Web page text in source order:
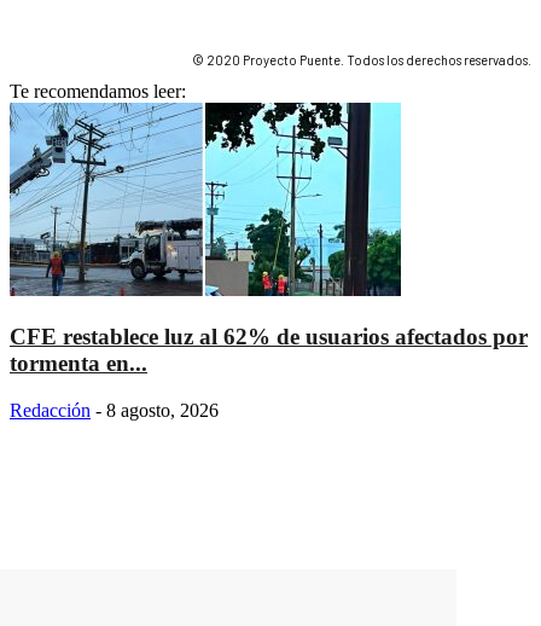
© 2020 Proyecto Puente. Todos los derechos reservados.
Te recomendamos leer:
CFE restablece luz al 62% de usuarios afectados por
tormenta en...
Redacción - 8 agosto, 2026